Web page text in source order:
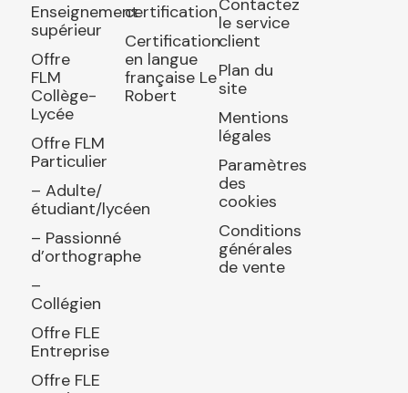
Enseignement
supérieur
Offre
FLM
Collège-
Lycée
Offre FLM
Particulier
– Adulte/
étudiant/lycéen
– Passionné
d’orthographe
–
Collégien
Offre FLE
Entreprise
Offre FLE
certification
Certification
en langue
française Le
Robert
Contactez
le service
client
Plan du
site
Mentions
légales
Paramètres
des
cookies
Conditions
générales
de vente